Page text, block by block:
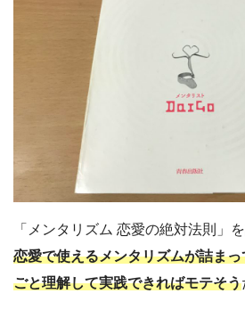
「メンタリズム 恋愛の絶対法則」
恋愛で使えるメンタリズムが詰ま
ごと理解して実践できればモテそう